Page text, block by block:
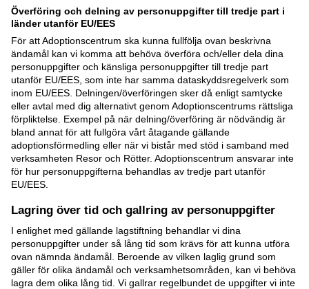
Överföring och delning av personuppgifter till tredje part i
länder utanför EU/EES
För att Adoptionscentrum ska kunna fullfölja ovan beskrivna
ändamål kan vi komma att behöva överföra och/eller dela dina
personuppgifter och känsliga personuppgifter till tredje part
utanför EU/EES, som inte har samma dataskyddsregelverk som
inom EU/EES. Delningen/överföringen sker då enligt samtycke
eller avtal med dig alternativt genom Adoptionscentrums rättsliga
förpliktelse. Exempel på när delning/överföring är nödvändig är
bland annat för att fullgöra vårt åtagande gällande
adoptionsförmedling eller när vi bistår med stöd i samband med
verksamheten Resor och Rötter. Adoptionscentrum ansvarar inte
för hur personuppgifterna behandlas av tredje part utanför
EU/EES.
Lagring över tid och gallring av personuppgifter
I enlighet med gällande lagstiftning behandlar vi dina
personuppgifter under så lång tid som krävs för att kunna utföra
ovan nämnda ändamål. Beroende av vilken laglig grund som
gäller för olika ändamål och verksamhetsområden, kan vi behöva
lagra dem olika lång tid. Vi gallrar regelbundet de uppgifter vi inte